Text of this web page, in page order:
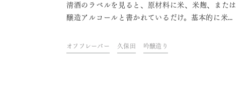
清酒のラベルを見ると、原材料に米、米麹、または
醸造アルコールと書かれているだけ。基本的に米と
を持っています。日本酒にはどんな香りがあるの？
それは何故？そんな疑問に答えていきたいと思いま
オフフレーバー 久保田 吟醸造り